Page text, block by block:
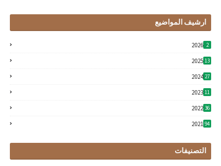
ارشيف المواضيع
2026 2
2025 13
2024 27
2023 11
2022 36
2021 94
التصنيفات